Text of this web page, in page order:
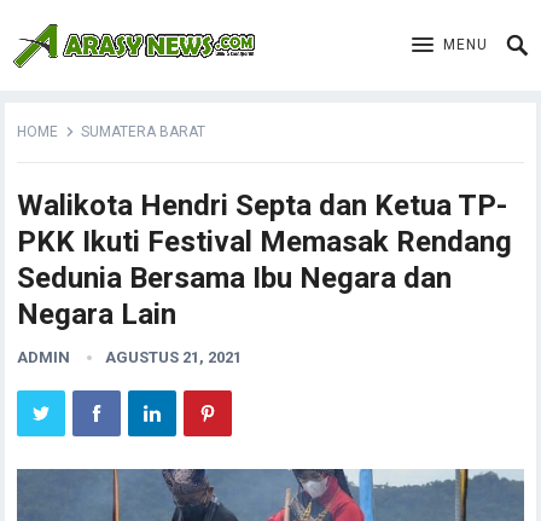
MENU
HOME SUMATERA BARAT
Walikota Hendri Septa dan Ketua TP-
PKK Ikuti Festival Memasak Rendang
Sedunia Bersama Ibu Negara dan
Negara Lain
ADMIN AGUSTUS 21, 2021